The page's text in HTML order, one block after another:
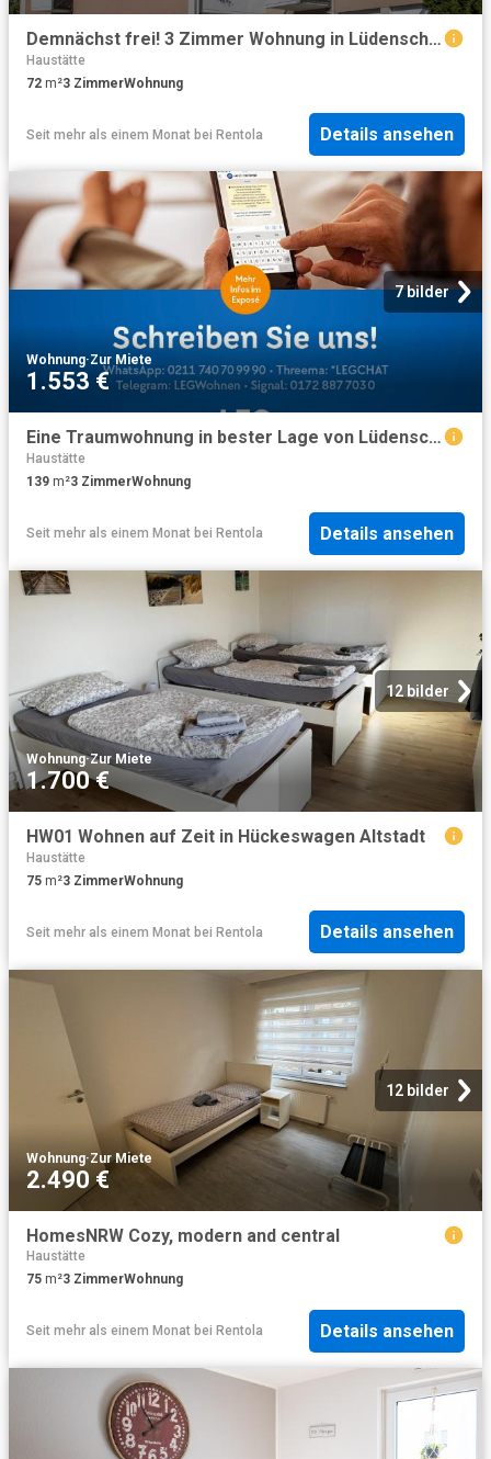
Demnächst frei! 3 Zimmer Wohnung in Lüdenscheid
Haustätte
72 m²3 ZimmerWohnung
Seit mehr als einem Monat bei Rentola Details ansehen
7 bilder
Wohnung·Zur Miete
1.553 €
Eine Traumwohnung in bester Lage von Lüdenscheid wartet auf Sie!
Haustätte
139 m²3 ZimmerWohnung
Seit mehr als einem Monat bei Rentola Details ansehen
12 bilder
Wohnung·Zur Miete
1.700 €
HW01 Wohnen auf Zeit in Hückeswagen Altstadt
Haustätte
75 m²3 ZimmerWohnung
Seit mehr als einem Monat bei Rentola Details ansehen
12 bilder
Wohnung·Zur Miete
2.490 €
HomesNRW Cozy, modern and central
Haustätte
75 m²3 ZimmerWohnung
Seit mehr als einem Monat bei Rentola Details ansehen